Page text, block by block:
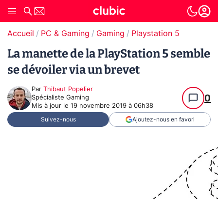
Accueil PC & Gaming Gaming Playstation 5
La manette de la PlayStation 5 semble
se dévoiler via un brevet
Par Thibaut Popelier
Spécialiste Gaming
Mis à jour le 19 novembre 2019 à 06h38
0
Suivez-nous Ajoutez-nous en favori